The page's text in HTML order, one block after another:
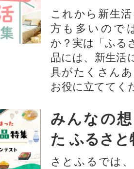
これから新生
方も多いので
か？実は「ふる
品には、新生活
具がたくさん
お役に立ててく
みんなの
た ふるさと
さとふるでは